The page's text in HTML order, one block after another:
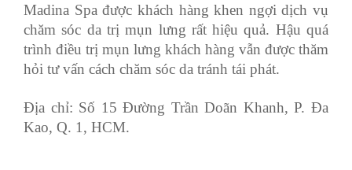
Madina Spa được khách hàng khen ngợi dịch vụ
chăm sóc da trị mụn lưng rất hiệu quả. Hậu quá
trình điều trị mụn lưng khách hàng vẫn được thăm
hỏi tư vấn cách chăm sóc da tránh tái phát.
Địa chỉ: Số 15 Đường Trần Doãn Khanh, P. Đa
Kao, Q. 1, HCM.